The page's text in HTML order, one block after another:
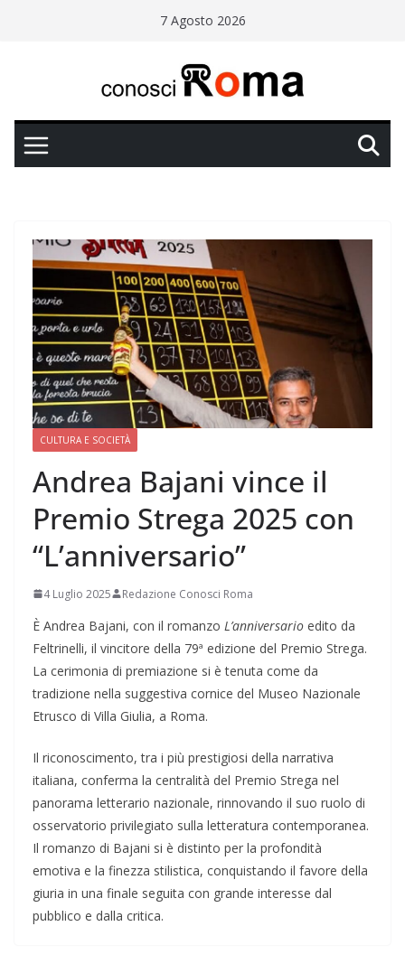
7 Agosto 2026
CULTURA E SOCIETÀ
Andrea Bajani vince il
Premio Strega 2025 con
“L’anniversario”
4 Luglio 2025 Redazione Conosci Roma
È Andrea Bajani, con il romanzo L’anniversario edito da
Feltrinelli, il vincitore della 79ª edizione del Premio Strega.
La cerimonia di premiazione si è tenuta come da
tradizione nella suggestiva cornice del Museo Nazionale
Etrusco di Villa Giulia, a Roma.
Il riconoscimento, tra i più prestigiosi della narrativa
italiana, conferma la centralità del Premio Strega nel
panorama letterario nazionale, rinnovando il suo ruolo di
osservatorio privilegiato sulla letteratura contemporanea.
Il romanzo di Bajani si è distinto per la profondità
emotiva e la finezza stilistica, conquistando il favore della
giuria in una finale seguita con grande interesse dal
pubblico e dalla critica.